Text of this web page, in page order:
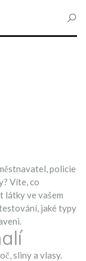
policie
Víte, co
látky ve vašem
jaké typy
sliny a vlasy.